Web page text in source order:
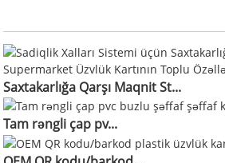
Saxtakarlığa Qarşı Maqnit St...
Tam rəngli çap pv...